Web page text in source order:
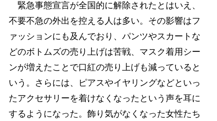
緊急事態宣言が全国的に解除されたとはいえ、
不要不急の外出を控える人は多い。その影響はフ
ァッションにも及んでおり、パンツやスカートな
どのボトムズの売り上げは苦戦、マスク着用シー
ンが増えたことで口紅の売り上げも減っていると
いう。さらには、ピアスやイヤリングなどといっ
たアクセサリーを着けなくなったという声を耳に
するようになった。飾り気がなくなった女性たち